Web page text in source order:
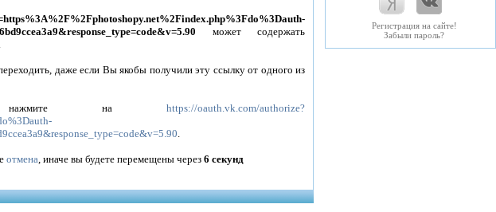
Регистрация на сайте!
Забыли пароль?
может содержать
даже если Вы якобы получили эту ссылку от одного из
нажмите наhttps://oauth.vk.com/authorize?
.
отмена, иначе вы будете перемещены через6 секунд